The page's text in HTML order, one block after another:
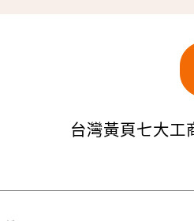
台灣黃頁七大工